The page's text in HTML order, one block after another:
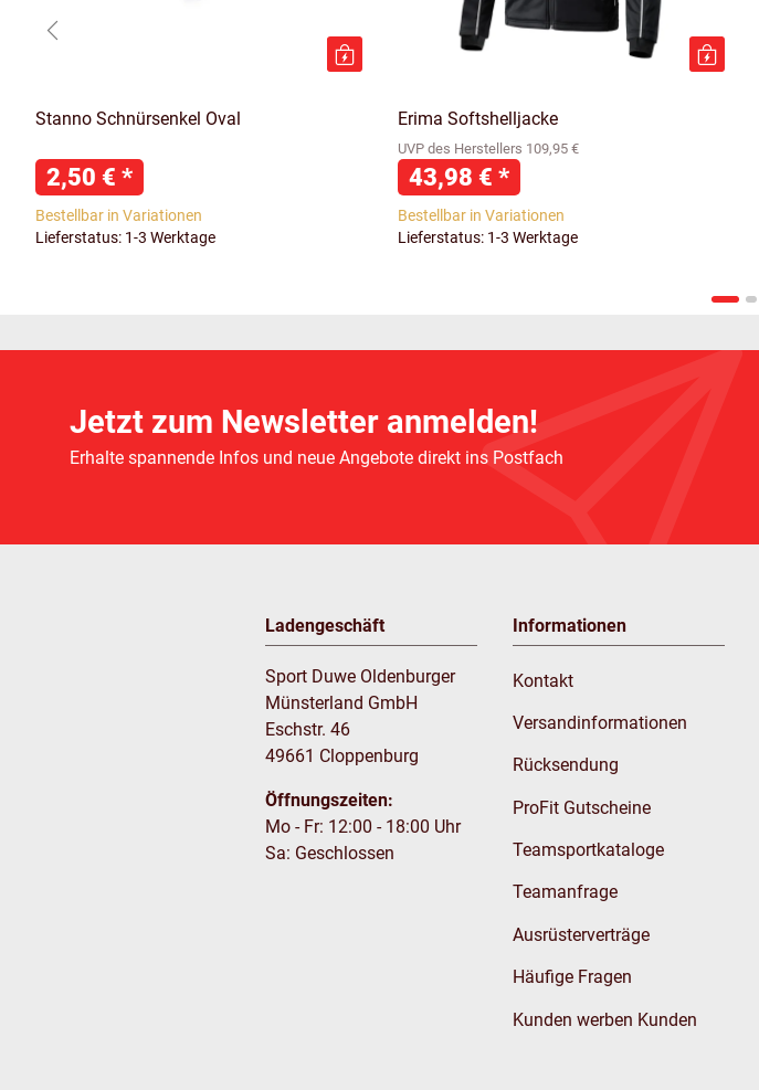
Stanno Schnürsenkel Oval
2,50 € *
Bestellbar in Variationen
Lieferstatus: 1-3 Werktage
Erima Softshelljacke
UVP des Herstellers 109,95 €
43,98 € *
Bestellbar in Variationen
Lieferstatus: 1-3 Werktage
Jetzt zum Newsletter anmelden!
Erhalte spannende Infos und neue Angebote direkt ins Postfach
Ladengeschäft
Sport Duwe Oldenburger
Münsterland GmbH
Eschstr. 46
49661 Cloppenburg
Öffnungszeiten:
Mo - Fr: 12:00 - 18:00 Uhr
Sa: Geschlossen
Informationen
Kontakt
Versandinformationen
Rücksendung
ProFit Gutscheine
Teamsportkataloge
Teamanfrage
Ausrüsterverträge
Häufige Fragen
Kunden werben Kunden